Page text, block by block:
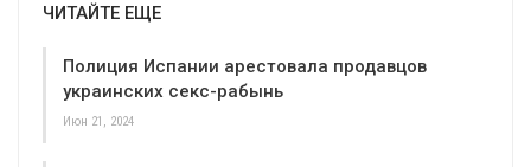
ЧИТАЙТЕ ЕЩЕ
Полиция Испании арестовала продавцов
украинских секс-рабынь
Июн 21, 2024